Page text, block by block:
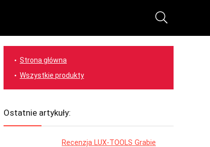
Strona główna
Wszystkie produkty
Ostatnie artykuły:
Recenzja LUX-TOOLS Grabie